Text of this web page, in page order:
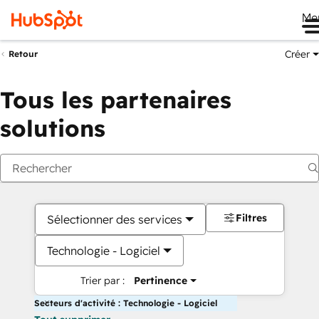
Retour Créer
Tous les partenaires
solutions
Sélectionner des services
Technologie - Logiciel
Trier par : Pertinence
Filtres
Secteurs d'activité : Technologie - Logiciel